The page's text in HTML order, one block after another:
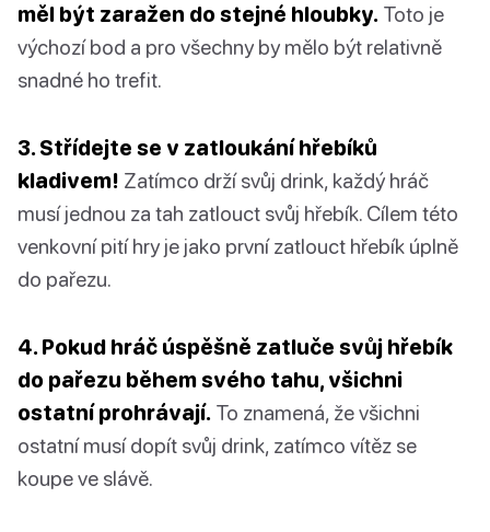
měl být zaražen do stejné hloubky. Toto je
výchozí bod a pro všechny by mělo být relativně
snadné ho trefit.
3. Střídejte se v zatloukání hřebíků
kladivem! Zatímco drží svůj drink, každý hráč
musí jednou za tah zatlouct svůj hřebík. Cílem této
venkovní pití hry je jako první zatlouct hřebík úplně
do pařezu.
4. Pokud hráč úspěšně zatluče svůj hřebík
do pařezu během svého tahu, všichni
ostatní prohrávají. To znamená, že všichni
ostatní musí dopít svůj drink, zatímco vítěz se
koupe ve slávě.